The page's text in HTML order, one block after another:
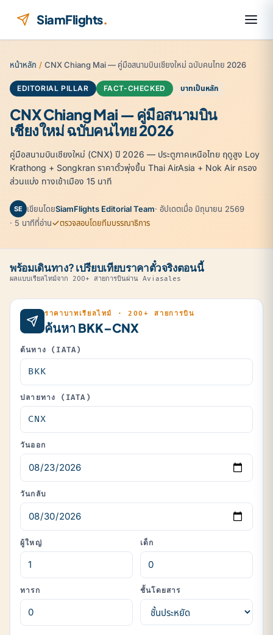
SiamFlights.
หน้าหลัก / CNX Chiang Mai — คู่มือสนามบินเชียงใหม่ ฉบับคนไทย 2026
EDITORIAL PILLAR FACT-CHECKED บาทเป็นหลัก
CNX Chiang Mai — คู่มือสนามบิน
เชียงใหม่ ฉบับคนไทย 2026
คู่มือสนามบินเชียงใหม่ (CNX) ปี 2026 — ประตูภาคเหนือไทย ฤดูสูง Loy
Krathong + Songkran ราคาตั๋วพุ่งขึ้น Thai AirAsia + Nok Air ครอง
ส่วนแบ่ง ทางเข้าเมือง 15 นาที
SE เขียนโดยSiamFlights Editorial Team· อัปเดตเมื่อ มิถุนายน 2569
· 5 นาทีที่อ่าน
ตรวจสอบโดยทีมบรรณาธิการ
พร้อมเดินทาง? เปรียบเทียบราคาตั๋วจริงตอนนี้
ผลแบบเรียลไทม์จาก 200+ สายการบินผ่าน Aviasales
ราคาบาทเรียลไทม์ · 200+ สายการบิน
ค้นหา BKK–CNX
ต้นทาง (IATA)
ปลายทาง (IATA)
วันออก
วันกลับ
ผู้ใหญ่ เด็ก
ทารก ชั้นโดยสาร